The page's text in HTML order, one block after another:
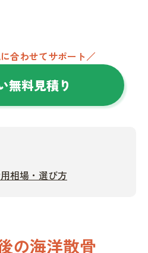
合わせてサポート／
無料見積り
相場・選び方
の海洋散骨